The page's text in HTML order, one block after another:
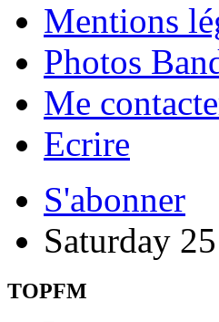
Mentions
Photos
Me
Ecrire
S'abonner
Saturday
TOPFM